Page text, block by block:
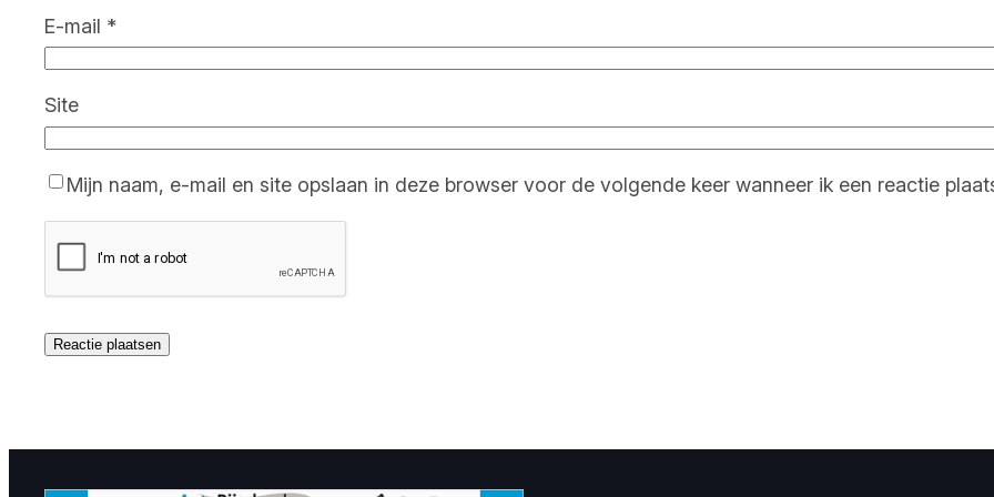
E-mail *
Site
Mijn naam, e-mail en site opslaan in deze browser voor de volgende keer wanneer ik een reactie